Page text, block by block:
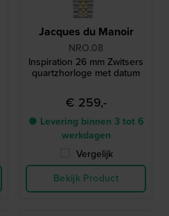
Jacques du Manoir
NRO.08
Inspiration 26 mm Zwitsers
quartzhorloge met datum
€ 259,-
● Levering binnen 3 tot 6
werkdagen
Vergelijk
Bekijk Product